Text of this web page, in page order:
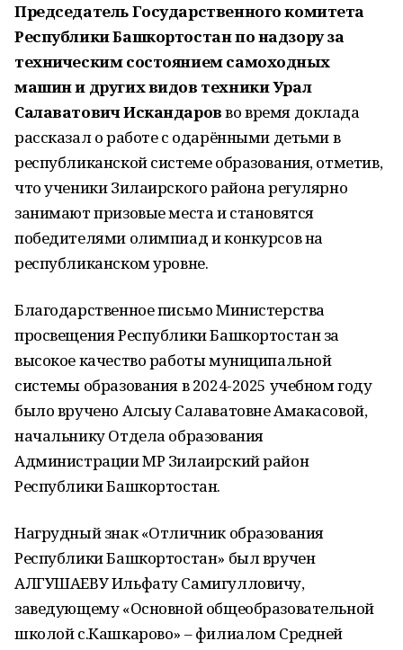
Председатель Государственного комитета
Республики Башкортостан по надзору за
техническим состоянием самоходных
машин и других видов техники Урал
Салаватович Искандаровво время доклада
рассказал о работе с одарёнными детьми в
республиканской системе образования, отметив,
что ученики Зилаирского района регулярно
занимают призовые места и становятся
победителями олимпиад и конкурсов на
республиканском уровне.
Благодарственное письмо Министерства
просвещения Республики Башкортостан за
высокое качество работы муниципальной
системы образования в 2024-2025 учебном году
было вручено Алсыу Салаватовне Амакасовой,
начальнику Отдела образования
Администрации МР Зилаирский район
Республики Башкортостан.
Нагрудный знак «Отличник образования
Республики Башкортостан» был вручен
АЛГУШАЕВУ Ильфату Самигулловичу,
заведующему «Основной общеобразовательной
школой с.Кашкарово» – филиалом Средней